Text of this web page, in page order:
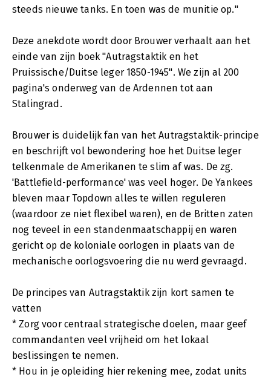
steeds nieuwe tanks. En toen was de munitie op."
Deze anekdote wordt door Brouwer verhaalt aan het
einde van zijn boek "Autragstaktik en het
Pruissische/Duitse leger 1850-1945". We zijn al 200
pagina's onderweg van de Ardennen tot aan
Stalingrad.
Brouwer is duidelijk fan van het Autragstaktik-principe
en beschrijft vol bewondering hoe het Duitse leger
telkenmale de Amerikanen te slim af was. De zg.
'Battlefield-performance' was veel hoger. De Yankees
bleven maar Topdown alles te willen reguleren
(waardoor ze niet flexibel waren), en de Britten zaten
nog teveel in een standenmaatschappij en waren
gericht op de koloniale oorlogen in plaats van de
mechanische oorlogsvoering die nu werd gevraagd.
De principes van Autragstaktik zijn kort samen te
vatten
* Zorg voor centraal strategische doelen, maar geef
commandanten veel vrijheid om het lokaal
beslissingen te nemen.
* Hou in je opleiding hier rekening mee, zodat units